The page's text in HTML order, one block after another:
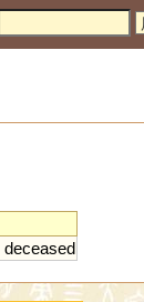
deceased